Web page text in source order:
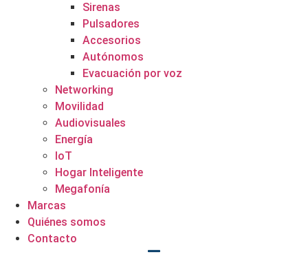
Sirenas
Pulsadores
Accesorios
Autónomos
Evacuación por voz
Networking
Movilidad
Audiovisuales
Energía
IoT
Hogar Inteligente
Megafonía
Marcas
Quiénes somos
Contacto